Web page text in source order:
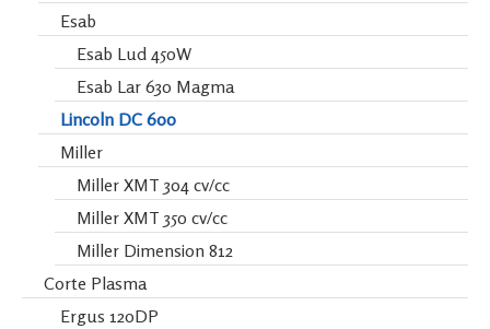
Esab
Esab Lud 450W
Esab Lar 630 Magma
Lincoln DC 600
Miller
Miller XMT 304 cv/cc
Miller XMT 350 cv/cc
Miller Dimension 812
Corte Plasma
Ergus 120DP